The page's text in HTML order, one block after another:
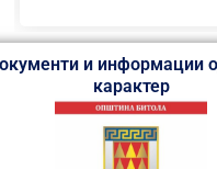
и информации
карактер